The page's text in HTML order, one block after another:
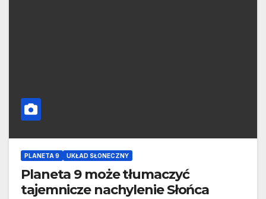
PLANETA 9 UKŁAD SŁONECZNY
Planeta 9 może tłumaczyć
tajemnicze nachylenie Słońca